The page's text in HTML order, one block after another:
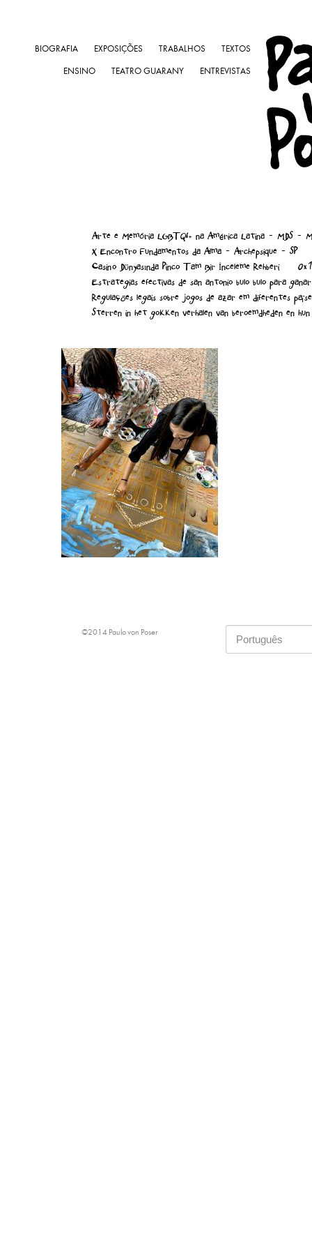
BIOGRAFIA EXPOSIÇÕES TRABALHOS TEXTOS
ENSINO TEATRO GUARANY ENTREVISTAS
Arte e Memória LGBTQI+ na América Latina - MDS -
X Encontro Fundamentos da Alma - Archepsique - SP
Casino Dünyasında Pinco Tam Bir İnceleme Rehberi
Estrategias efectivas de san antonio bulo bulo para
Regulações legais sobre jogos de azar em diferentes
Sterren in het gokken verhalen van beroemdheden en
©2014 Paulo von Poser